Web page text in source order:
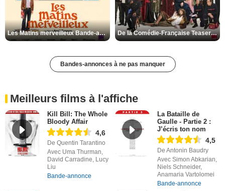
Les Matins merveilleux Bande-annonce VF De la Comédie-Française Teaser VF
Bandes-annonces à ne pas manquer
Meilleurs films à l'affiche
Kill Bill: The Whole
Bloody Affair
4,6
De Quentin Tarantino
Avec Uma Thurman,
David Carradine, Lucy
Liu
Bande-annonce
La Bataille de
Gaulle - Partie 2 :
J’écris ton nom
4,5
De Antonin Baudry
Avec Simon Abkarian,
Niels Schneider,
Anamaria Vartolomei
Bande-annonce